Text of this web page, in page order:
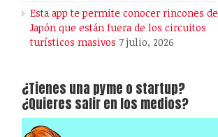
Esta app te permite conocer rincones de
Japón que están fuera de los circuitos
turísticos masivos 7 julio, 2026
¿Tienes una pyme o startup?
¿Quieres salir en los medios?